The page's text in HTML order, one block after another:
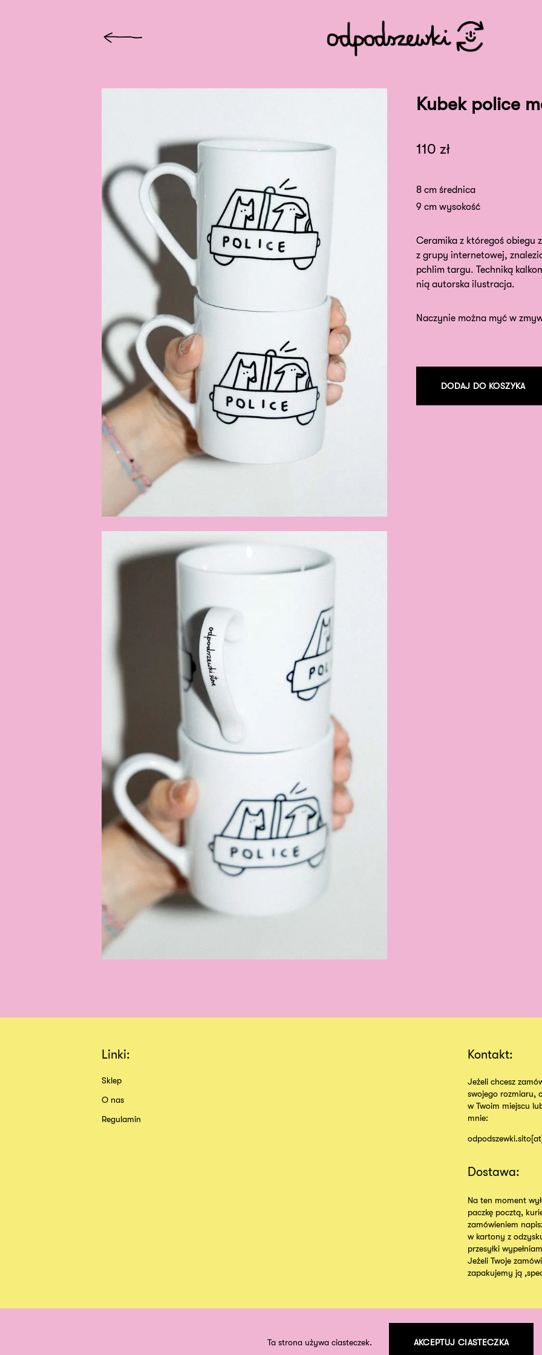
Kubek police
110 zł
8 cm średnica
9 cm wysokość
Ceramika z któregoś obiegu
z grupy internetowej,
pchlim targu. Techniką
nią autorska ilustracja.
Naczynie można myć w
DODAJ DO KOSZYKA
Linki:
Sklep
O nas
Regulamin
Kontakt:
Jeżeli chcesz
swojego rozmiaru,
w Twoim miejscu
mnie:
Dostawa:
Na ten moment
paczkę pocztą,
zamówieniem
w kartony z
przesyłki
Jeżeli Twoje
zapakujemy ją
©2026 odpodszewki
Ta strona używa ciasteczek. AKCEPTUJ CIASTECZKA